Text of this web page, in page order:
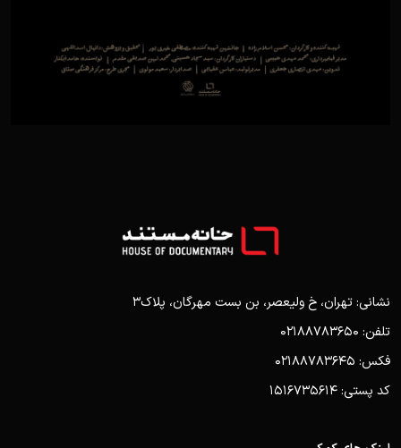
نشانی: تهران، خ ولیعصر، بن بست مهرگان، پلاک3
تلفن: 02188783650
فکس: 02188783645
کد پستی: 1516735614